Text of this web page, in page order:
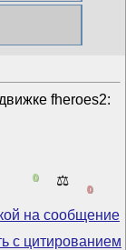
fheroes2:
0 ⚖️
0